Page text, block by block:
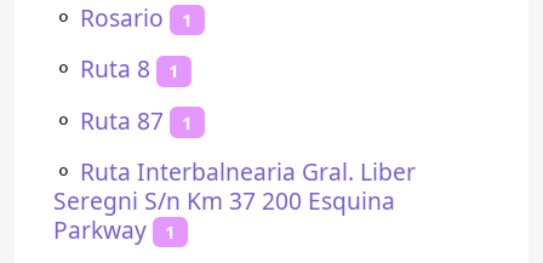
⚬ Rosario 1
⚬ Ruta 8 1
⚬ Ruta 87 1
⚬ Ruta Interbalnearia Gral. Liber
Seregni S/n Km 37 200 Esquina
Parkway
1